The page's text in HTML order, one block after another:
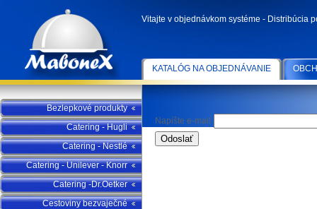
Vitajte v objednávkom systéme - Distribúcia
KATALÓG NA OBJEDNÁVANIE
Napíšte e-mail
Bezlepkové produkty
Catering - Hugli
Catering - Nestlé
Catering - Unilever - Knorr
Catering -Dr.Oetker
Cestoviny bezvaječné